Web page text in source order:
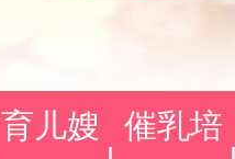
育儿嫂 催乳培